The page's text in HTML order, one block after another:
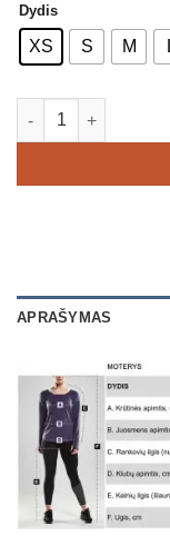
Dydis
XS S M
produkto kiekis:
APRAŠYMAS